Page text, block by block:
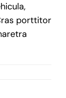
porttitor